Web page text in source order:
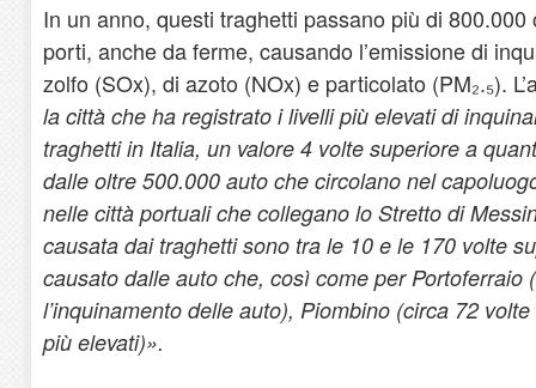
In un anno, questi traghetti passano più di
porti, anche da ferme, causando l’emissione di
zolfo (SOx), di azoto (NOx) e particolato (PM₂.₅).
la città che ha registrato i livelli più elevati di
traghetti in Italia, un valore 4 volte superiore a
dalle oltre 500.000 auto che circolano nel
nelle città portuali che collegano lo Stretto di
causata dai traghetti sono tra le 10 e le 170 volte
causato dalle auto che, così come per Portoferraio
l’inquinamento delle auto), Piombino (circa 72
più elevati)».